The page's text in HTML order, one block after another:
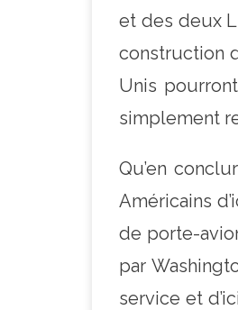
et des deux
construction
Unis
simplement
Qu’en
Américains
de porte-
par
service et